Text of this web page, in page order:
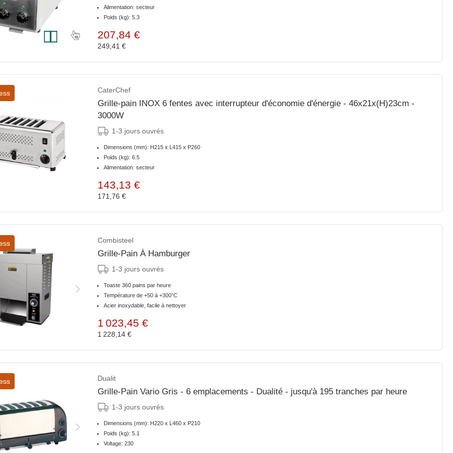
Alimentation: secteur
Poids (kg): 5.3
207,84 €
249,41 €
CaterChef
Grille-pain INOX 6 fentes avec interrupteur d'économie d'énergie - 46x21x(H)23cm -
3000W
1-3 jours ouvrés
Dimensions (mm): H215 x L415 x P260
Poids (kg): 6.5
Alimentation: secteur
143,13 €
171,76 €
Combisteel
Grille-Pain À Hamburger
1-3 jours ouvrés
Toaste 360 pains par heure
Température de +50 à +300°C
Acier inoxydable, facile à nettoyer
1 023,45 €
1 228,14 €
Dualit
Grille-Pain Vario Gris - 6 emplacements - Dualité - jusqu'à 195 tranches par heure
1-3 jours ouvrés
Dimensions (mm): H220 x L460 x P210
Poids (kg): 5.1
Voltage: 230